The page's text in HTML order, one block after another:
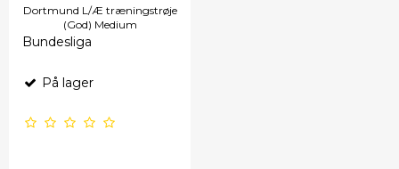
Dortmund L/Æ træningstrøje
(God) Medium
Bundesliga
På lager